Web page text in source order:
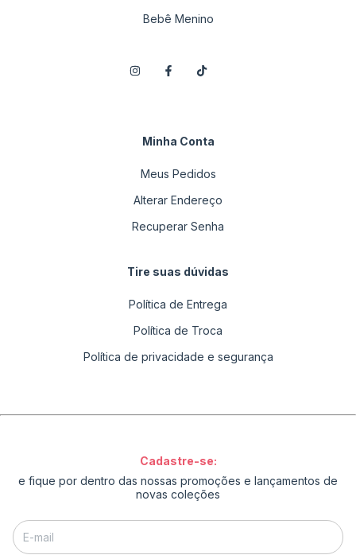
Bebê Menino
Minha Conta
Meus Pedidos
Alterar Endereço
Recuperar Senha
Tire suas dúvidas
Política de Entrega
Política de Troca
Política de privacidade e segurança
Cadastre-se:
e fique por dentro das nossas promoções e lançamentos de
novas coleções